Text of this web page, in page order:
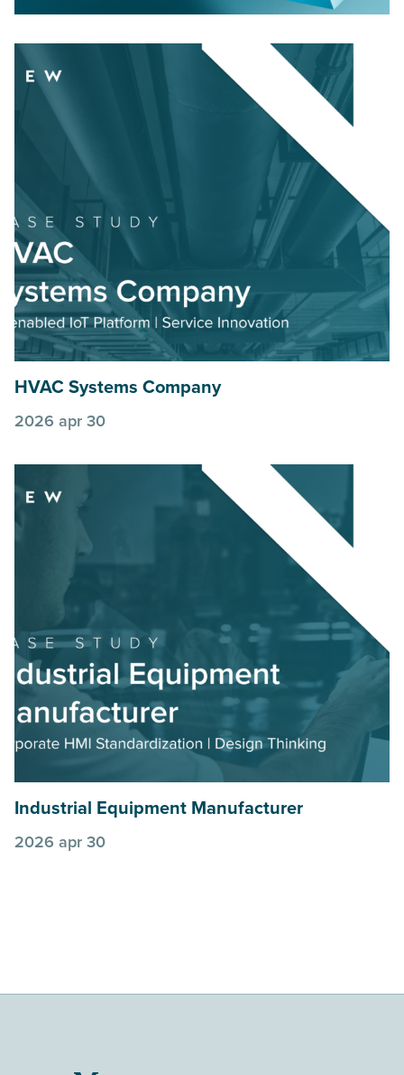
HVAC Systems Company
2026 apr 30
Industrial Equipment Manufacturer
2026 apr 30